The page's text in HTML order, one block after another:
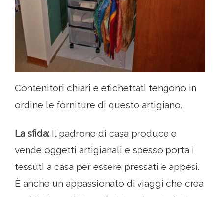
Contenitori chiari e etichettati tengono in
ordine le forniture di questo artigiano.
La sfida: Il padrone di casa produce e
vende oggetti artigianali e spesso porta i
tessuti a casa per essere pressati e appesi.
È anche un appassionato di viaggi che crea